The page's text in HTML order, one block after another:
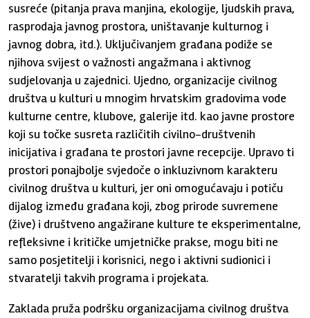
susreće (pitanja prava manjina, ekologije, ljudskih prava,
rasprodaja javnog prostora, uništavanje kulturnog i
javnog dobra, itd.). Uključivanjem građana podiže se
njihova svijest o važnosti angažmana i aktivnog
sudjelovanja u zajednici. Ujedno, organizacije civilnog
društva u kulturi u mnogim hrvatskim gradovima vode
kulturne centre, klubove, galerije itd. kao javne prostore
koji su točke susreta različitih civilno-društvenih
inicijativa i građana te prostori javne recepcije. Upravo ti
prostori ponajbolje svjedoče o inkluzivnom karakteru
civilnog društva u kulturi, jer oni omogućavaju i potiču
dijalog između građana koji, zbog prirode suvremene
(žive) i društveno angažirane kulture te eksperimentalne,
refleksivne i kritičke umjetničke prakse, mogu biti ne
samo posjetitelji i korisnici, nego i aktivni sudionici i
stvaratelji takvih programa i projekata.
Zaklada pruža podršku organizacijama civilnog društva